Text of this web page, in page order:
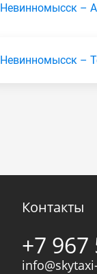
Невинномысск –
Невинномысск –
Контакты
+7 967